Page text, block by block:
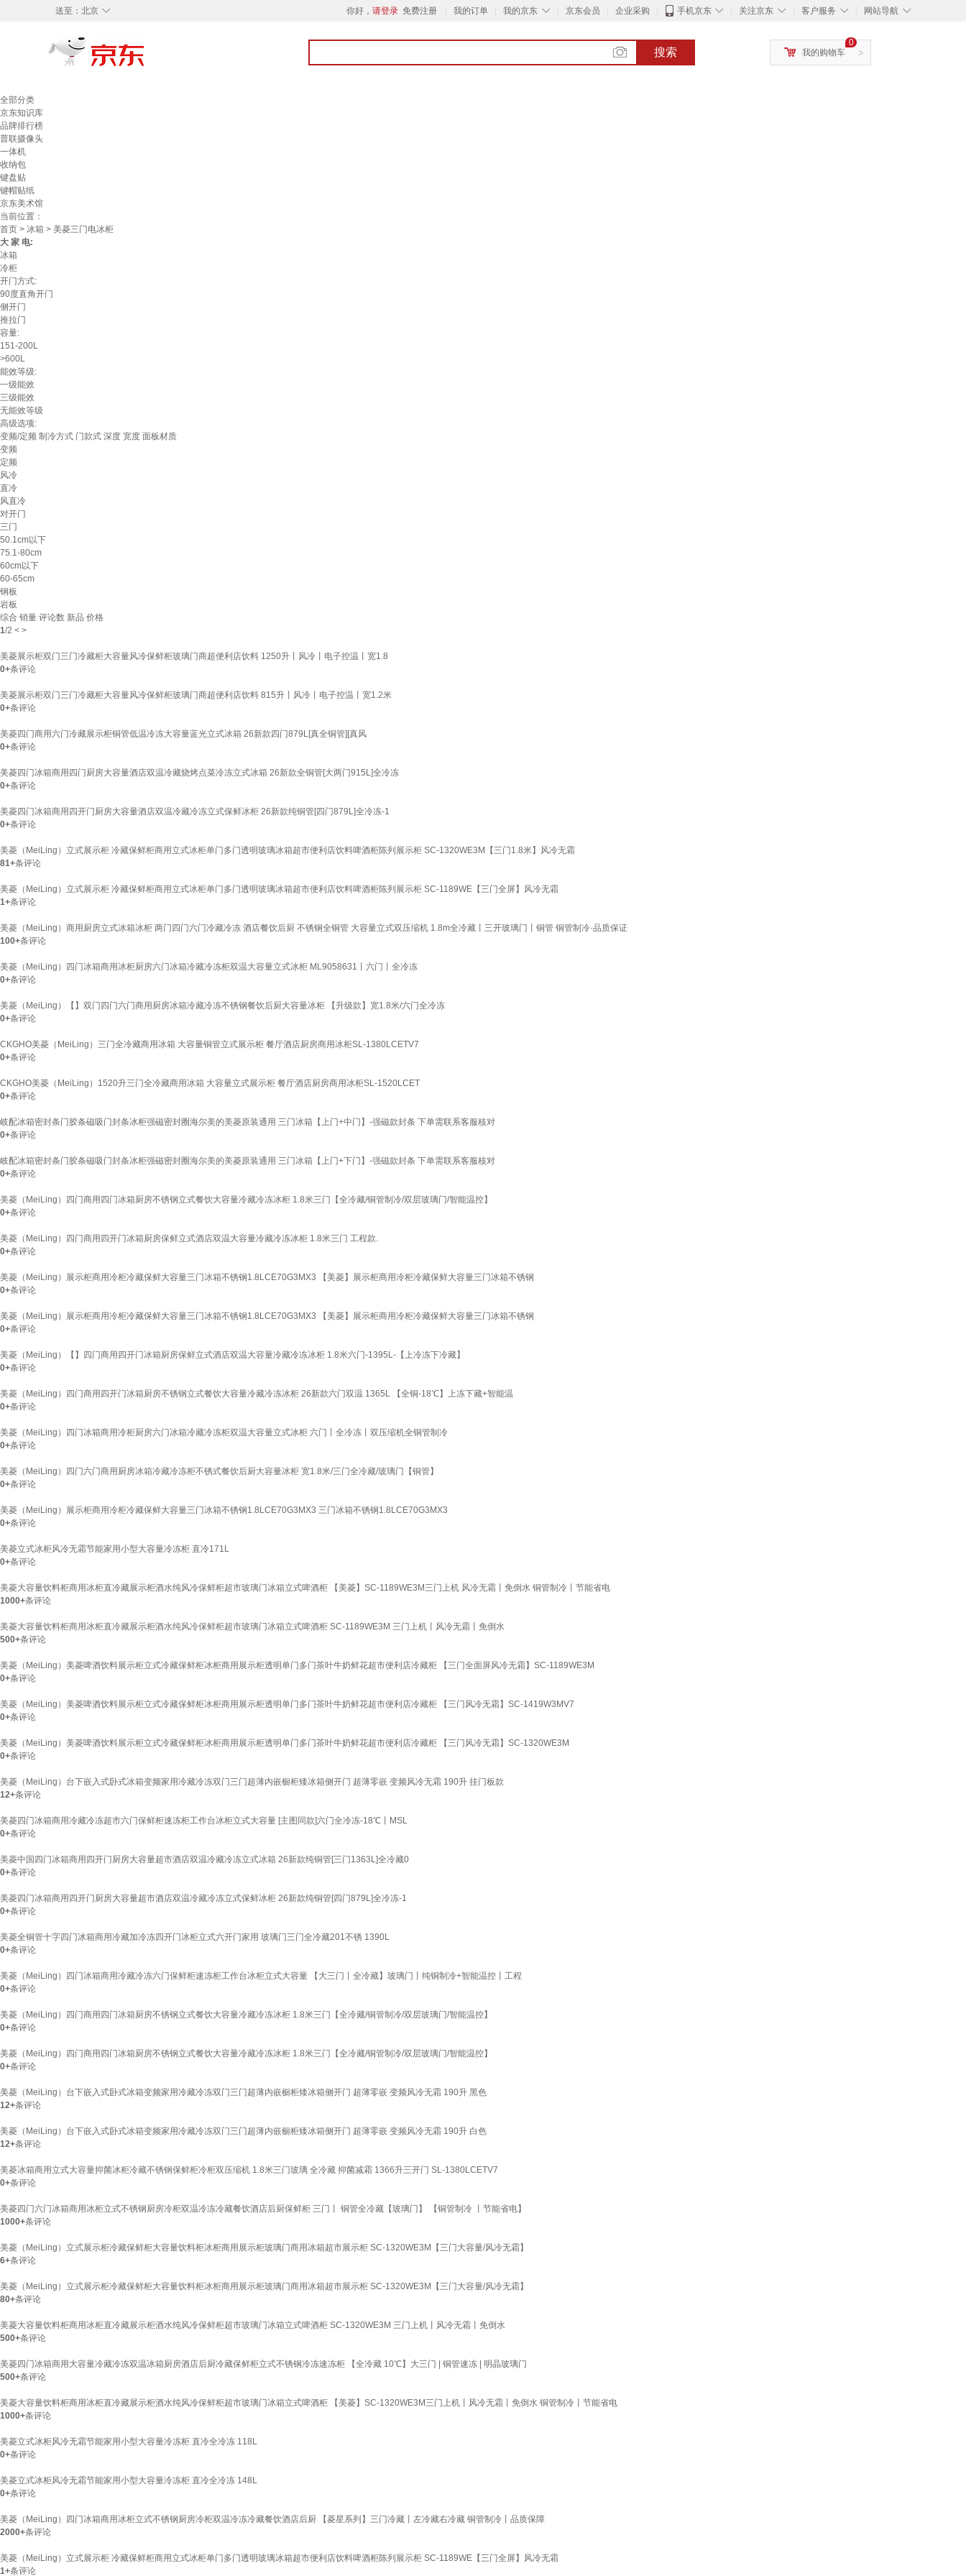
◇
送至： 北京 你好， 请登录 免费注册 我的订单 ◇
我的京东 京东会员 企业采购 ◇
手机京东 ◇
关注京东 ◇
客户服务 ◇
网站导航
搜索 >
0
我的购物车
全部分类
京东知识库
品牌排行榜
普联摄像头
一体机
收纳包
键盘贴
键帽贴纸
京东美术馆
当前位置：
首页 > 冰箱 > 美菱三门电冰柜
大 家 电:
冰箱
冷柜
开门方式:
90度直角开门
侧开门
推拉门
容量:
151-200L
>600L
能效等级:
一级能效
三级能效
无能效等级
高级选项:
变频/定频 制冷方式 门款式 深度 宽度 面板材质
变频
定频
风冷
直冷
风直冷
对开门
三门
50.1cm以下
75.1-80cm
60cm以下
60-65cm
钢板
岩板
综合 销量 评论数 新品 价格
1/2 < >
美菱展示柜双门三门冷藏柜大容量风冷保鲜柜玻璃门商超便利店饮料 1250升丨风冷丨电子控温丨宽1.8
0+条评论
美菱展示柜双门三门冷藏柜大容量风冷保鲜柜玻璃门商超便利店饮料 815升丨风冷丨电子控温丨宽1.2米
0+条评论
美菱四门商用六门冷藏展示柜铜管低温冷冻大容量蓝光立式冰箱 26新款四门879L[真全铜管][真风
0+条评论
美菱四门冰箱商用四门厨房大容量酒店双温冷藏烧烤点菜冷冻立式冰箱 26新款全铜管[大两门915L]全冷冻
0+条评论
美菱四门冰箱商用四开门厨房大容量酒店双温冷藏冷冻立式保鲜冰柜 26新款纯铜管[四门879L]全冷冻-1
0+条评论
美菱（MeiLing）立式展示柜 冷藏保鲜柜商用立式冰柜单门多门透明玻璃冰箱超市便利店饮料啤酒柜陈列展示柜 SC-1320WE3M【三门1.8米】风冷无霜
81+条评论
美菱（MeiLing）立式展示柜 冷藏保鲜柜商用立式冰柜单门多门透明玻璃冰箱超市便利店饮料啤酒柜陈列展示柜 SC-1189WE【三门全屏】风冷无霜
1+条评论
美菱（MeiLing）商用厨房立式冰箱冰柜 两门四门六门冷藏冷冻 酒店餐饮后厨 不锈钢全铜管 大容量立式双压缩机 1.8m全冷藏丨三开玻璃门丨铜管 铜管制冷·品质保证
100+条评论
美菱（MeiLing）四门冰箱商用冰柜厨房六门冰箱冷藏冷冻柜双温大容量立式冰柜 ML9058631丨六门丨全冷冻
0+条评论
美菱（MeiLing）【】双门四门六门商用厨房冰箱冷藏冷冻不锈钢餐饮后厨大容量冰柜 【升级款】宽1.8米/六门全冷冻
0+条评论
CKGHO美菱（MeiLing）三门全冷藏商用冰箱 大容量铜管立式展示柜 餐厅酒店厨房商用冰柜SL-1380LCETV7
0+条评论
CKGHO美菱（MeiLing）1520升三门全冷藏商用冰箱 大容量立式展示柜 餐厅酒店厨房商用冰柜SL-1520LCET
0+条评论
岐配冰箱密封条门胶条磁吸门封条冰柜强磁密封圈海尔美的美菱原装通用 三门冰箱【上门+中门】-强磁款封条 下单需联系客服核对
0+条评论
岐配冰箱密封条门胶条磁吸门封条冰柜强磁密封圈海尔美的美菱原装通用 三门冰箱【上门+下门】-强磁款封条 下单需联系客服核对
0+条评论
美菱（MeiLing）四门商用四门冰箱厨房不锈钢立式餐饮大容量冷藏冷冻冰柜 1.8米三门【全冷藏/铜管制冷/双层玻璃门/智能温控】
0+条评论
美菱（MeiLing）四门商用四开门冰箱厨房保鲜立式酒店双温大容量冷藏冷冻冰柜 1.8米三门 工程款.
0+条评论
美菱（MeiLing）展示柜商用冷柜冷藏保鲜大容量三门冰箱不锈钢1.8LCE70G3MX3 【美菱】展示柜商用冷柜冷藏保鲜大容量三门冰箱不锈钢
0+条评论
美菱（MeiLing）展示柜商用冷柜冷藏保鲜大容量三门冰箱不锈钢1.8LCE70G3MX3 【美菱】展示柜商用冷柜冷藏保鲜大容量三门冰箱不锈钢
0+条评论
美菱（MeiLing）【】四门商用四开门冰箱厨房保鲜立式酒店双温大容量冷藏冷冻冰柜 1.8米六门-1395L-【上冷冻下冷藏】
0+条评论
美菱（MeiLing）四门商用四开门冰箱厨房不锈钢立式餐饮大容量冷藏冷冻冰柜 26新款六门双温 1365L 【全铜-18℃】上冻下藏+智能温
0+条评论
美菱（MeiLing）四门冰箱商用冷柜厨房六门冰箱冷藏冷冻柜双温大容量立式冰柜 六门丨全冷冻丨双压缩机全铜管制冷
0+条评论
美菱（MeiLing）四门六门商用厨房冰箱冷藏冷冻柜不锈式餐饮后厨大容量冰柜 宽1.8米/三门全冷藏/玻璃门【铜管】
0+条评论
美菱（MeiLing）展示柜商用冷柜冷藏保鲜大容量三门冰箱不锈钢1.8LCE70G3MX3 三门冰箱不锈钢1.8LCE70G3MX3
0+条评论
美菱立式冰柜风冷无霜节能家用小型大容量冷冻柜 直冷171L
0+条评论
美菱大容量饮料柜商用冰柜直冷藏展示柜酒水纯风冷保鲜柜超市玻璃门冰箱立式啤酒柜 【美菱】SC-1189WE3M三门上机 风冷无霜丨免倒水 铜管制冷丨节能省电
1000+条评论
美菱大容量饮料柜商用冰柜直冷藏展示柜酒水纯风冷保鲜柜超市玻璃门冰箱立式啤酒柜 SC-1189WE3M 三门上机丨风冷无霜丨免倒水
500+条评论
美菱（MeiLing）美菱啤酒饮料展示柜立式冷藏保鲜柜冰柜商用展示柜透明单门多门茶叶牛奶鲜花超市便利店冷藏柜 【三门全面屏风冷无霜】SC-1189WE3M
0+条评论
美菱（MeiLing）美菱啤酒饮料展示柜立式冷藏保鲜柜冰柜商用展示柜透明单门多门茶叶牛奶鲜花超市便利店冷藏柜 【三门风冷无霜】SC-1419W3MV7
0+条评论
美菱（MeiLing）美菱啤酒饮料展示柜立式冷藏保鲜柜冰柜商用展示柜透明单门多门茶叶牛奶鲜花超市便利店冷藏柜 【三门风冷无霜】SC-1320WE3M
0+条评论
美菱（MeiLing）台下嵌入式卧式冰箱变频家用冷藏冷冻双门三门超薄内嵌橱柜矮冰箱侧开门 超薄零嵌 变频风冷无霜 190升 挂门板款
12+条评论
美菱四门冰箱商用冷藏冷冻超市六门保鲜柜速冻柜工作台冰柜立式大容量 [主图同款]六门全冷冻-18℃丨MSL
0+条评论
美菱中国四门冰箱商用四开门厨房大容量超市酒店双温冷藏冷冻立式冰箱 26新款纯铜管[三门1363L]全冷藏0
0+条评论
美菱四门冰箱商用四开门厨房大容量超市酒店双温冷藏冷冻立式保鲜冰柜 26新款纯铜管[四门879L]全冷冻-1
0+条评论
美菱全铜管十字四门冰箱商用冷藏加冷冻四开门冰柜立式六开门家用 玻璃门三门全冷藏201不锈 1390L
0+条评论
美菱（MeiLing）四门冰箱商用冷藏冷冻六门保鲜柜速冻柜工作台冰柜立式大容量 【大三门丨全冷藏】玻璃门丨纯铜制冷+智能温控丨工程
0+条评论
美菱（MeiLing）四门商用四门冰箱厨房不锈钢立式餐饮大容量冷藏冷冻冰柜 1.8米三门【全冷藏/铜管制冷/双层玻璃门/智能温控】
0+条评论
美菱（MeiLing）四门商用四门冰箱厨房不锈钢立式餐饮大容量冷藏冷冻冰柜 1.8米三门【全冷藏/铜管制冷/双层玻璃门/智能温控】
0+条评论
美菱（MeiLing）台下嵌入式卧式冰箱变频家用冷藏冷冻双门三门超薄内嵌橱柜矮冰箱侧开门 超薄零嵌 变频风冷无霜 190升 黑色
12+条评论
美菱（MeiLing）台下嵌入式卧式冰箱变频家用冷藏冷冻双门三门超薄内嵌橱柜矮冰箱侧开门 超薄零嵌 变频风冷无霜 190升 白色
12+条评论
美菱冰箱商用立式大容量抑菌冰柜冷藏不锈钢保鲜柜冷柜双压缩机 1.8米三门玻璃 全冷藏 抑菌减霜 1366升三开门 SL-1380LCETV7
0+条评论
美菱四门六门冰箱商用冰柜立式不锈钢厨房冷柜双温冷冻冷藏餐饮酒店后厨保鲜柜 三门丨 铜管全冷藏【玻璃门】 【铜管制冷 丨节能省电】
1000+条评论
美菱（MeiLing）立式展示柜冷藏保鲜柜大容量饮料柜冰柜商用展示柜玻璃门商用冰箱超市展示柜 SC-1320WE3M【三门大容量/风冷无霜】
6+条评论
美菱（MeiLing）立式展示柜冷藏保鲜柜大容量饮料柜冰柜商用展示柜玻璃门商用冰箱超市展示柜 SC-1320WE3M【三门大容量/风冷无霜】
80+条评论
美菱大容量饮料柜商用冰柜直冷藏展示柜酒水纯风冷保鲜柜超市玻璃门冰箱立式啤酒柜 SC-1320WE3M 三门上机丨风冷无霜丨免倒水
500+条评论
美菱四门冰箱商用大容量冷藏冷冻双温冰箱厨房酒店后厨冷藏保鲜柜立式不锈钢冷冻速冻柜 【全冷藏 10℃】大三门 | 铜管速冻 | 明晶玻璃门
500+条评论
美菱大容量饮料柜商用冰柜直冷藏展示柜酒水纯风冷保鲜柜超市玻璃门冰箱立式啤酒柜 【美菱】SC-1320WE3M三门上机丨风冷无霜丨免倒水 铜管制冷丨节能省电
1000+条评论
美菱立式冰柜风冷无霜节能家用小型大容量冷冻柜 直冷全冷冻 118L
0+条评论
美菱立式冰柜风冷无霜节能家用小型大容量冷冻柜 直冷全冷冻 148L
0+条评论
美菱（MeiLing）四门冰箱商用冰柜立式不锈钢厨房冷柜双温冷冻冷藏餐饮酒店后厨 【菱星系列】三门冷藏丨左冷藏右冷藏 铜管制冷丨品质保障
2000+条评论
美菱（MeiLing）立式展示柜 冷藏保鲜柜商用立式冰柜单门多门透明玻璃冰箱超市便利店饮料啤酒柜陈列展示柜 SC-1189WE【三门全屏】风冷无霜
1+条评论